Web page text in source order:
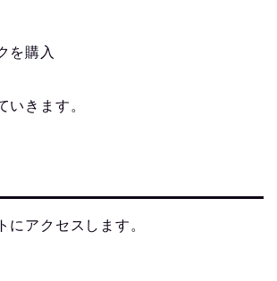
を購入
いきます。
にアクセスします。